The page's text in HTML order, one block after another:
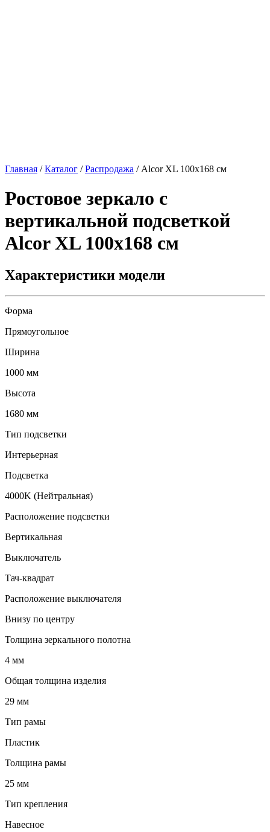
Главная /Каталог /Распродажа / Alcor XL 100х168 см
Ростовое зеркало с
вертикальной подсветкой
Alcor XL 100х168 см
Характеристики модели
Форма
Прямоугольное
Ширина
1000 мм
Высота
1680 мм
Тип подсветки
Интерьерная
Подсветка
4000K (Нейтральная)
Расположение подсветки
Вертикальная
Выключатель
Тач-квадрат
Расположение выключателя
Внизу по центру
Толщина зеркального полотна
4 мм
Общая толщина изделия
29 мм
Тип рамы
Пластик
Толщина рамы
25 мм
Тип крепления
Навесное